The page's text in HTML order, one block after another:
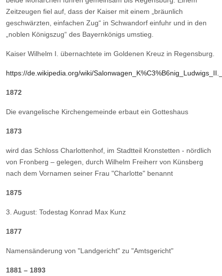
Zeitzeugen fiel auf, dass der Kaiser mit einem „bräunlich
geschwärzten, einfachen Zug“ in Schwandorf einfuhr und in den
„noblen Königszug“ des Bayernkönigs umstieg.
Kaiser Wilhelm I. übernachtete im Goldenen Kreuz in Regensburg.
https://de.wikipedia.org/wiki/
1872
Die evangelische Kirchengemeinde erbaut ein Gotteshaus
1873
wird das Schloss Charlottenhof, im Stadtteil Kronstetten - nördlich
von Fronberg – gelegen, durch Wilhelm Freiherr von Künsberg
nach dem Vornamen seiner Frau "Charlotte" benannt
1875
3. August: Todestag Konrad Max Kunz
1877
Namensänderung von "Landgericht" zu "Amtsgericht"
1881 – 1893